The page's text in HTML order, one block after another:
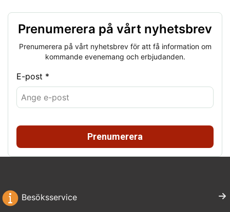
Prenumerera på vårt nyhetsbrev
Prenumerera på vårt nyhetsbrev för att få information om
kommande evenemang och erbjudanden.
E-post *
Prenumerera
Besöksservice